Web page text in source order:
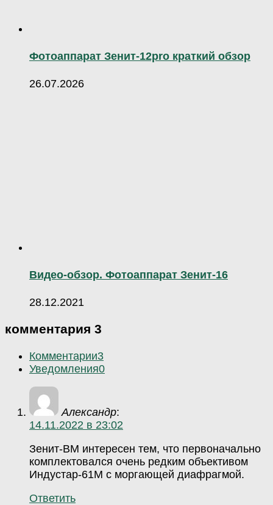
Фотоаппарат Зенит-12pro краткий обзор
26.07.2026
Видео-обзор. Фотоаппарат Зенит-16
28.12.2021
комментария 3
Комментарии3
Уведомления0
Александр:
14.11.2022 в 23:02
Зенит-ВМ интересен тем, что первоначально
комплектовался очень редким объективом
Индустар-61М с моргающей диафрагмой.
Ответить